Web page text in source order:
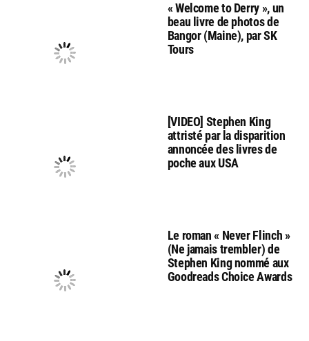
« Welcome to Derry », un
beau livre de photos de
Bangor (Maine), par SK
Tours
[VIDEO] Stephen King
attristé par la disparition
annoncée des livres de
poche aux USA
Le roman « Never Flinch »
(Ne jamais trembler) de
Stephen King nommé aux
Goodreads Choice Awards